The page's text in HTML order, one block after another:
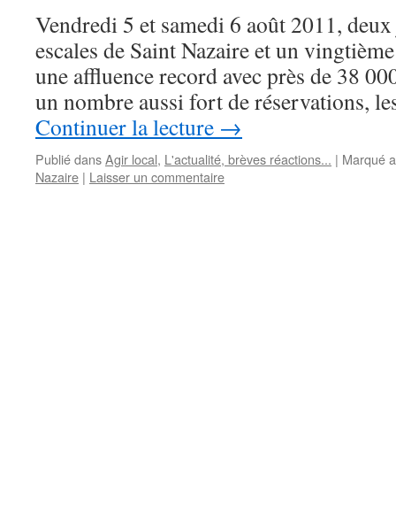
Vendredi 5 et samedi 6 août 2011,
escales de Saint Nazaire et un
une affluence record avec près de 38
un nombre aussi fort de réservations,
Continuer la lecture →
Publié dansAgir local, L'actualité, brèves réactions... | Marqué
Nazaire | Laisser un commentaire